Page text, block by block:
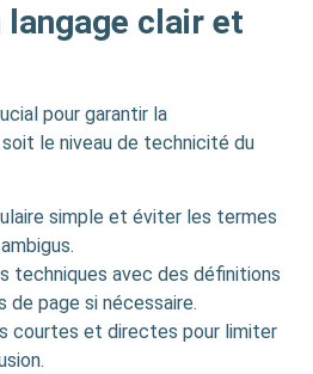
clair et
pour garantir la
le niveau de technicité du
simple et éviter les termes
techniques avec des définitions
de page si nécessaire.
courtes et directes pour limiter